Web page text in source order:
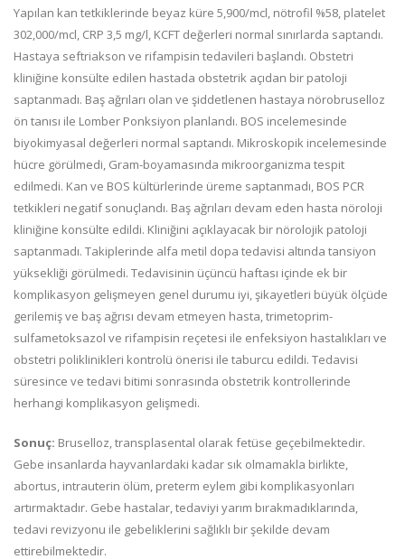
Yapılan kan tetkiklerinde beyaz küre 5,900/mcl, nötrofil %58, platelet
302,000/mcl, CRP 3,5 mg/l, KCFT değerleri normal sınırlarda saptandı.
Hastaya seftriakson ve rifampisin tedavileri başlandı. Obstetri
kliniğine konsülte edilen hastada obstetrik açıdan bir patoloji
saptanmadı. Baş ağrıları olan ve şiddetlenen hastaya nörobruselloz
ön tanısı ile Lomber Ponksiyon planlandı. BOS incelemesinde
biyokimyasal değerleri normal saptandı. Mikroskopik incelemesinde
hücre görülmedi, Gram-boyamasında mikroorganizma tespit
edilmedi. Kan ve BOS kültürlerinde üreme saptanmadı, BOS PCR
tetkikleri negatif sonuçlandı. Baş ağrıları devam eden hasta nöroloji
kliniğine konsülte edildi. Kliniğini açıklayacak bir nörolojik patoloji
saptanmadı. Takiplerinde alfa metil dopa tedavisi altında tansiyon
yüksekliği görülmedi. Tedavisinin üçüncü haftası içinde ek bir
komplikasyon gelişmeyen genel durumu iyi, şikayetleri büyük ölçüde
gerilemiş ve baş ağrısı devam etmeyen hasta, trimetoprim-
sulfametoksazol ve rifampisin reçetesi ile enfeksiyon hastalıkları ve
obstetri poliklinikleri kontrolü önerisi ile taburcu edildi. Tedavisi
süresince ve tedavi bitimi sonrasında obstetrik kontrollerinde
herhangi komplikasyon gelişmedi.
Sonuç: Bruselloz, transplasental olarak fetüse geçebilmektedir.
Gebe insanlarda hayvanlardaki kadar sık olmamakla birlikte,
abortus, intrauterin ölüm, preterm eylem gibi komplikasyonları
artırmaktadır. Gebe hastalar, tedaviyi yarım bırakmadıklarında,
tedavi revizyonu ile gebeliklerini sağlıklı bir şekilde devam
ettirebilmektedir.